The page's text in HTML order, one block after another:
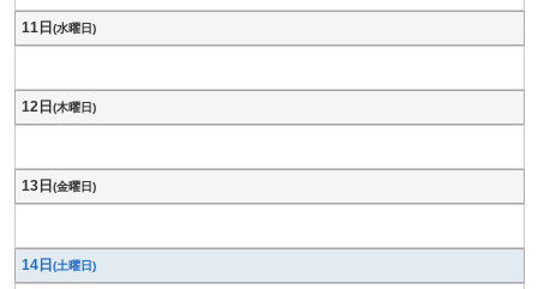
11日 (水曜日)
12日 (木曜日)
13日 (金曜日)
14日 (土曜日)